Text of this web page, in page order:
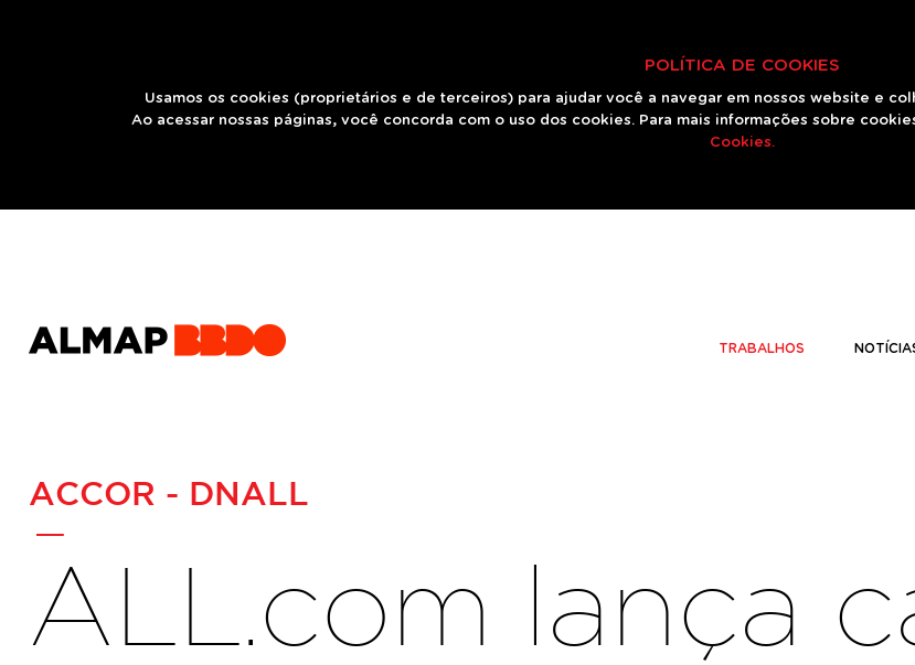
POLÍTICA DE COOKIES
Usamos os cookies (proprietários e de terceiros) para ajudar você a navegar em nossos website e
Ao acessar nossas páginas, você concorda com o uso dos cookies. Para mais informações sobre
Cookies.
TRABALHOS
ACCOR - DNALL
-
ALL.com lança